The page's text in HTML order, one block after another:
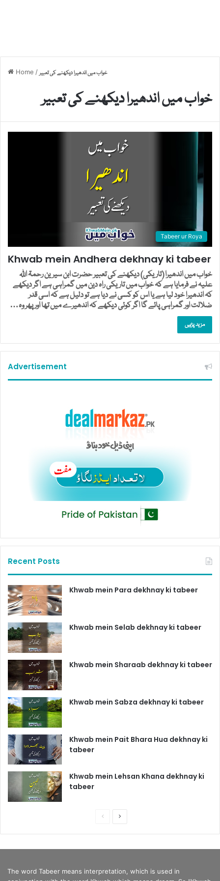
Home /خواب میں اندھیرا دیکھنے کی تعبیر
خواب میں اندھیرا دیکھنے کی تعبیر
Tabeer ur Roya
Khwab mein Andhera dekhnay ki tabeer
خواب میں اندھیرا (تاریکی) دیکھنے کی تعبیر حضرت ابن سیرین رحمۃ اللہ
علیہ نے فرمایا ہے کہ خواب میں تاریکی راہ دین میں گمراہی ہے اگر دیکھے
کہ اندھیرا خود لیا ہے یا اس کو کسی نے دیا ہے تو دلیل ہے کہ اسی قدر
ضلالت اور گمراہی پائے گا اگر کوئی دیکھے کہ اندھیرے میں تھا اور پھر وہ…
مزید پڑہیں
Advertisement
Recent Posts
Khwab mein Para dekhnay ki tabeer
Khwab mein Selab dekhnay ki tabeer
Khwab mein Sharaab dekhnay ki tabeer
Khwab mein Sabza dekhnay ki tabeer
Khwab mein Pait Bhara Hua dekhnay ki
tabeer
Khwab mein Lehsan Khana dekhnay ki
tabeer
i
p
The word Tabeer means interpretation, which is used in